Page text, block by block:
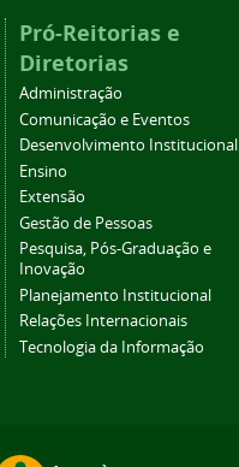
Pró-Reitorias e
Diretorias
Administração
Comunicação e Eventos
Desenvolvimento Institucional
Ensino
Extensão
Gestão de Pessoas
Pesquisa, Pós-Graduação e
Inovação
Planejamento Institucional
Relações Internacionais
Tecnologia da Informação